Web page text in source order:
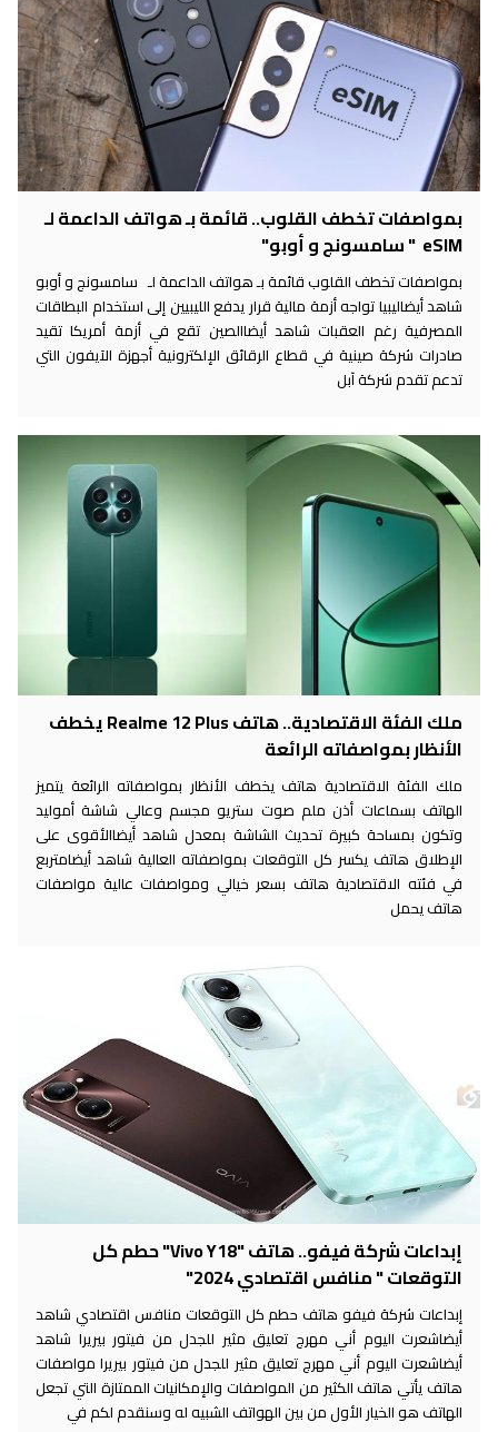
بمواصفات تخطف القلوب.. قائمة بـ هواتف الداعمة لـ
eSIM " سامسونج و أوبو"
بمواصفات تخطف القلوب قائمة بـ هواتف الداعمة لـ سامسونج و أوبو
شاهد أيضاليبيا تواجه أزمة مالية قرار يدفع الليبيين إلى استخدام البطاقات
المصرفية رغم العقبات شاهد أيضاالصين تقع في أزمة أمريكا تقيد
صادرات شركة صينية في قطاع الرقائق الإلكترونية أجهزة الآيفون التي
تدعم تقدم شركة آبل
ملك الفئة الاقتصادية.. هاتف Realme 12 Plus يخطف
الأنظار بمواصفاته الرائعة
ملك الفئة الاقتصادية هاتف يخطف الأنظار بمواصفاته الرائعة يتميز
الهاتف بسماعات أذن ملم صوت ستريو مجسم وعالي شاشة أموليد
وتكون بمساحة كبيرة تحديث الشاشة بمعدل شاهد أيضاالأقوى على
الإطلاق هاتف يكسر كل التوقعات بمواصفاته العالية شاهد أيضامتربع
في فئته الاقتصادية هاتف بسعر خيالي ومواصفات عالية مواصفات
هاتف يحمل
إبداعات شركة فيفو.. هاتف "Vivo Y18" حطم كل
التوقعات " منافس اقتصادي 2024"
إبداعات شركة فيفو هاتف حطم كل التوقعات منافس اقتصادي شاهد
أيضاشعرت اليوم أني مهرج تعليق مثير للجدل من فيتور بيريرا شاهد
أيضاشعرت اليوم أني مهرج تعليق مثير للجدل من فيتور بيريرا مواصفات
هاتف يأتي هاتف الكثير من المواصفات والإمكانيات الممتازة التي تجعل
الهاتف هو الخيار الأول من بين الهواتف الشبيه له وسنقدم لكم في